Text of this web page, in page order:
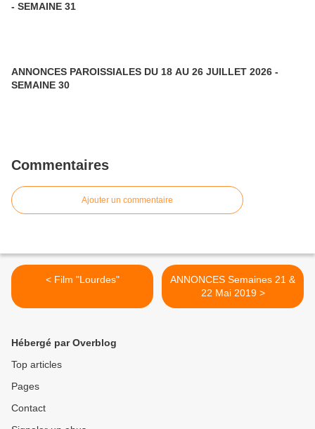
- SEMAINE 31
ANNONCES PAROISSIALES DU 18 AU 26 JUILLET 2026 -
SEMAINE 30
Commentaires
Ajouter un commentaire
< Film "Lourdes"
ANNONCES Semaines 21 &
22 Mai 2019 >
Hébergé par Overblog
Top articles
Pages
Contact